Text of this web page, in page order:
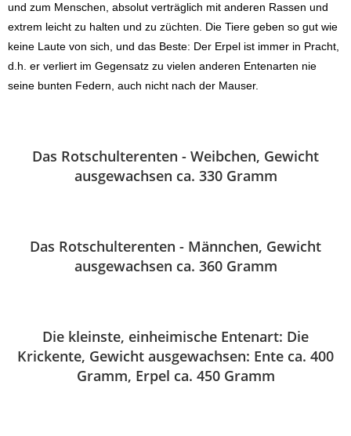
und zum Menschen, absolut verträglich mit anderen Rassen und
extrem leicht zu halten und zu züchten. Die Tiere geben so gut wie
keine Laute von sich, und das Beste: Der Erpel ist immer in Pracht,
d.h. er verliert im Gegensatz zu vielen anderen Entenarten nie
seine bunten Federn, auch nicht nach der Mauser.
Das Rotschulterenten - Weibchen, Gewicht
ausgewachsen ca. 330 Gramm
Das Rotschulterenten - Männchen, Gewicht
ausgewachsen ca. 360 Gramm
Die kleinste, einheimische Entenart: Die
Krickente, Gewicht ausgewachsen: Ente ca. 400
Gramm, Erpel ca. 450 Gramm